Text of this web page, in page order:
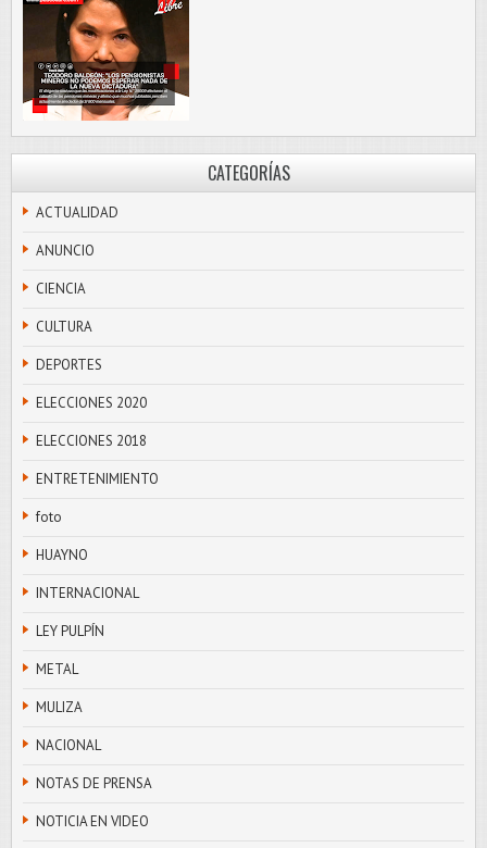
CATEGORÍAS
ACTUALIDAD
ANUNCIO
CIENCIA
CULTURA
DEPORTES
ELECCIONES 2020
ELECCIONES 2018
ENTRETENIMIENTO
foto
HUAYNO
INTERNACIONAL
LEY PULPÍN
METAL
MULIZA
NACIONAL
NOTAS DE PRENSA
NOTICIA EN VIDEO